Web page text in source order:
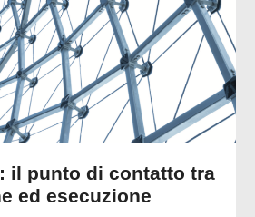
il punto di contatto tra
ed esecuzione